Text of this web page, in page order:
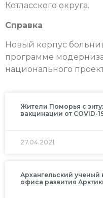
Котласского округа.
Справка
Новый корпус
программе
национального
Жители Поморья с
вакцинации от COVID-
27.04.2021
Архангельский ученый
офиса развития